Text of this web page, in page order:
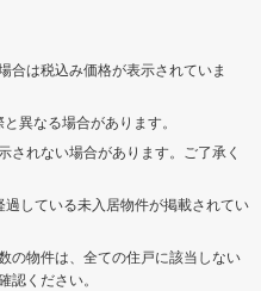
合は税込み価格が表示されていま
異なる場合があります。
されない場合があります。ご了承く
過している未入居物件が掲載されてい
の物件は、全ての住戸に該当しない
ください。